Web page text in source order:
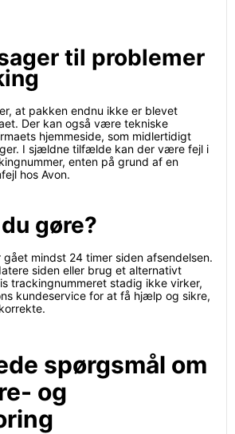
til problemer
at pakken endnu ikke er blevet
Der kan også være tekniske
hjemmeside, som midlertidigt
I sjældne tilfælde kan der være fejl i
enten på grund af en
hos Avon.
gøre?
mindst 24 timer siden afsendelsen.
siden eller brug et alternativt
trackingnummeret stadig ikke virker,
kundeservice for at få hjælp og sikre,
spørgsmål om
og